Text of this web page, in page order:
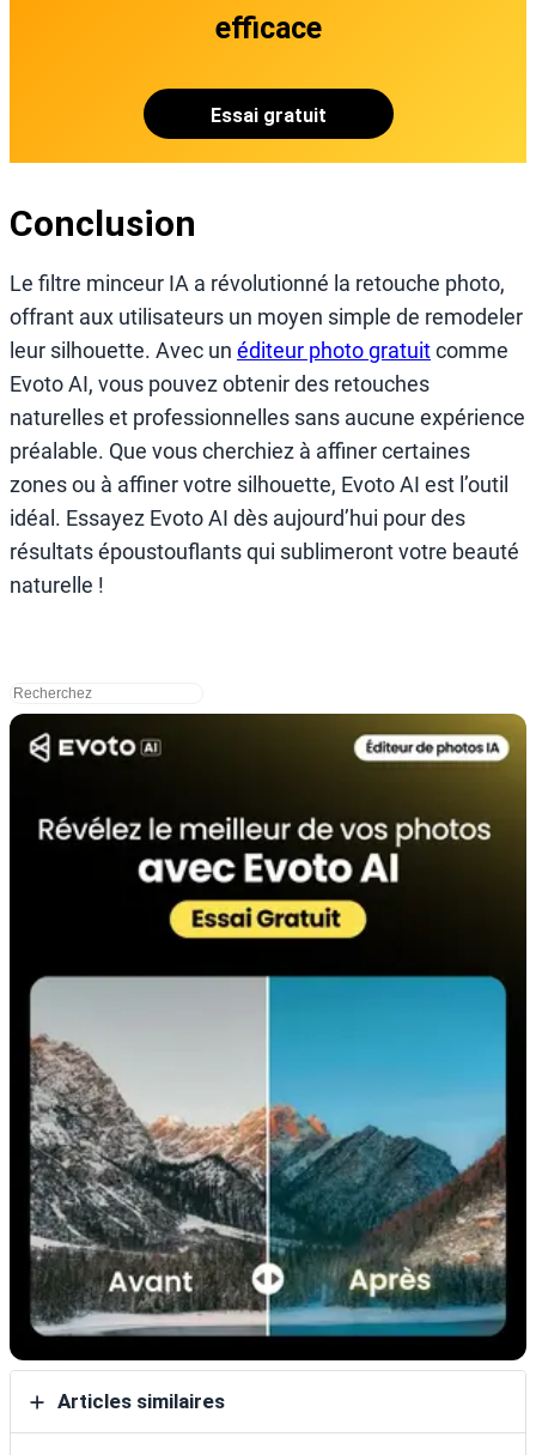
efficace
Essai gratuit
Conclusion
Le filtre minceur IA a révolutionné la retouche photo,
offrant aux utilisateurs un moyen simple de remodeler
leur silhouette. Avec un éditeur photo gratuitcomme
Evoto AI, vous pouvez obtenir des retouches
naturelles et professionnelles sans aucune expérience
préalable. Que vous cherchiez à affiner certaines
zones ou à affiner votre silhouette, Evoto AI est l’outil
idéal. Essayez Evoto AI dès aujourd’hui pour des
résultats époustouflants qui sublimeront votre beauté
naturelle !
搜
索
Articles similaires